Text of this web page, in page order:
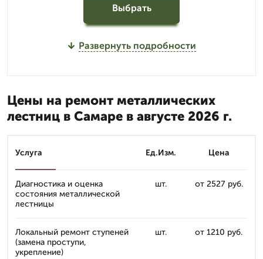
Выбрать
Развернуть подробности
Цены на ремонт металлических
лестниц в Самаре в августе 2026 г.
Услуга Ед.Изм. Цена
Диагностика и оценка
состояния металлической
лестницы
шт. от 2527 руб.
Локальный ремонт ступеней
(замена проступи,
укрепление)
шт. от 1210 руб.